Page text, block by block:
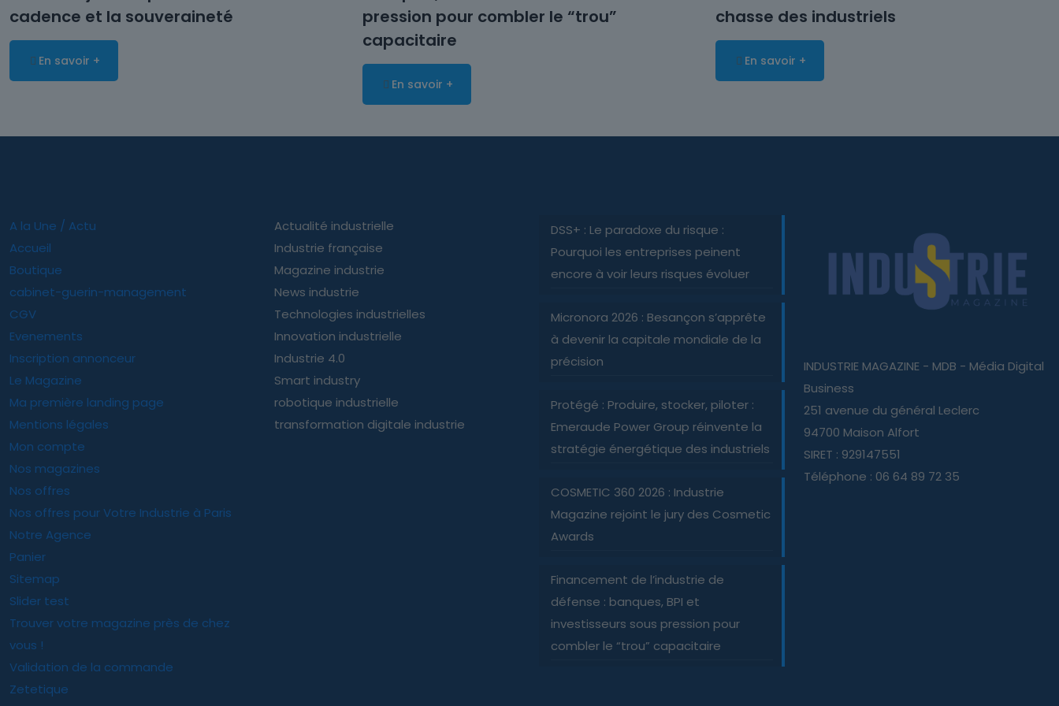
cadence et la souveraineté
En savoir +
pression pour combler le “trou”
capacitaire
En savoir +
chasse des industriels
En savoir +
A la Une / Actu
Accueil
Boutique
cabinet-guerin-management
CGV
Evenements
Inscription annonceur
Le Magazine
Ma première landing page
Mentions légales
Mon compte
Nos magazines
Nos offres
Nos offres pour Votre Industrie à Paris
Notre Agence
Panier
Sitemap
Slider test
Trouver votre magazine près de chez
vous !
Validation de la commande
Zetetique
Actualité industrielle
Industrie française
Magazine industrie
News industrie
Technologies industrielles
Innovation industrielle
Industrie 4.0
Smart industry
robotique industrielle
transformation digitale industrie
DSS+ : Le paradoxe du risque :
Pourquoi les entreprises peinent
encore à voir leurs risques évoluer
Micronora 2026 : Besançon s’apprête
à devenir la capitale mondiale de la
précision
Protégé : Produire, stocker, piloter :
Emeraude Power Group réinvente la
stratégie énergétique des industriels
COSMETIC 360 2026 : Industrie
Magazine rejoint le jury des Cosmetic
Awards
Financement de l’industrie de
défense : banques, BPI et
investisseurs sous pression pour
combler le “trou” capacitaire
INDUSTRIE MAGAZINE - MDB - Média Digital
Business
251 avenue du général Leclerc
94700 Maison Alfort
SIRET : 929147551
Téléphone : 06 64 89 72 35